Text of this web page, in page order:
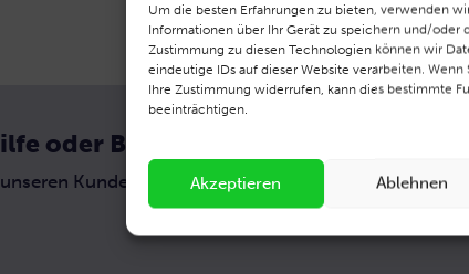
Um die besten Erfahrungen zu bieten, verwenden
Informationen über Ihr Gerät zu speichern und/oder
Zustimmung zu diesen Technologien können wir
eindeutige IDs auf dieser Website verarbeiten.
Ihre Zustimmung widerrufen, kann dies bestimmte
beeinträchtigen.
Akzeptieren Ablehnen
oder Beratung?
Kundenservice.
+49 2562